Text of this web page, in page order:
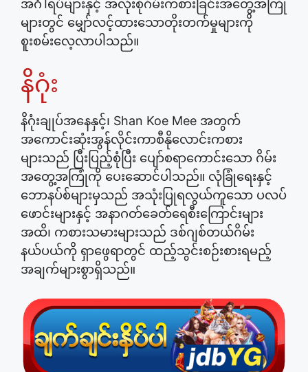
အင်္ဂါရပ်များနှင့် အလုံးစုံဂိမ်းကစားခြင်းအတွေ့အကြုံ
များတွင် မျှော်လင့်ထားသောတိုးတက်မှုများကို
စူးစမ်းလေ့လာပါသည်။
နိဂုံး
နိဂုံးချုပ်အနေနှင့်၊ Shan Koe Mee အတွက်
အကောင်းဆုံးအွန်လိုင်းကာစီနိုလောင်းကစား
များသည် ပြီးပြည့်စုံပြီး ပျော်စရာကောင်းသော ဂိမ်း
အတွေ့အကြုံကို ပေးဆောင်ပါသည်။ လုံခြုံရေးနှင့်
ဘောနပ်စ်များမှသည် အသုံးပြုရလွယ်ကူသော ပလပ်
ဖောင်းများနှင့် အနာဂတ်ခေတ်ရေစီးကြောင်းများ
အထိ၊ ကစားသမားများသည် ဒစ်ဂျစ်တယ်ဂိမ်း
နယ်ပယ်ကို ရှာဖွေရာတွင် ထည့်သွင်းစဉ်းစားရမည့်
အချက်များစွာရှိသည်။